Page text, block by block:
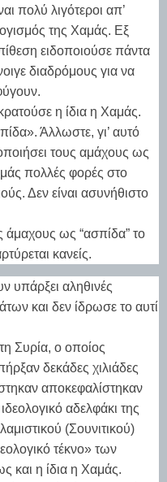
πολύ λιγότεροι απ’
της Χαμάς. Εξ
ειδοποιούσε πάντα
διαδρόμους για να
η ίδια η Χαμάς.
Άλλωστε, γι’ αυτό
τους αμάχους ως
πολλές φορές στο
Δεν είναι ασυνήθιστο
άμαχους ως “ασπίδα” το
κανείς.
υπάρξει αληθινές
και δεν ίδρωσε το αυτί
Συρία, ο οποίος
δεκάδες χιλιάδες
αποκεφαλίστηκαν
αδελφάκι της
(Σουνιτικού)
τέκνο» των
η ίδια η Χαμάς.